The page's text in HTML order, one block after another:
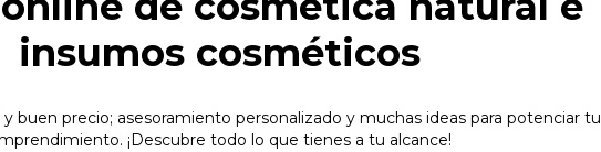
insumos cosméticos
buen precio; asesoramiento personalizado y muchas ideas para potenciar tu
¡Descubre todo lo que tienes a tu alcance!